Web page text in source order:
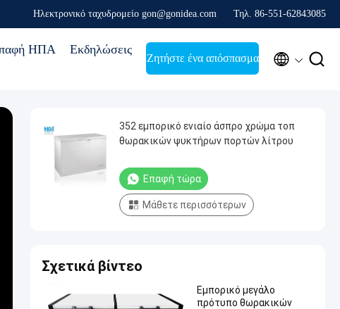
Ηλεκτρονικό ταχυδρομείο gon@gonidea.com Τηλ. 86-551-62843085
ΗΠΑ Εκδηλώσεις
Ζητήστε ένα απόσπασμα  
352 εμπορικό ενιαίο άσπρο χρώμα τοπ
θωρακικών ψυκτήρων πορτών λίτρου
Επαφή τώρα
Μάθετε περισσότερων
Σχετικά βίντεο
Εμπορικό μεγάλο
πρότυπο θωρακικών